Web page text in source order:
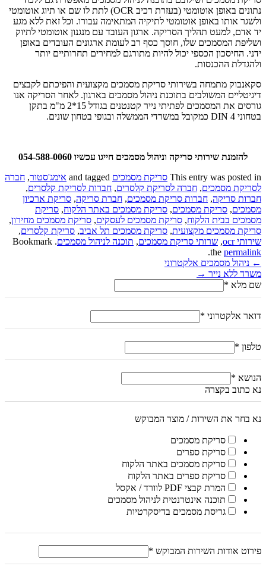
נתונים באופן אוטומטי (בעזרת רכיב OCR) לתת לו שם או תיוג אוטומטי
ולשגר אותו באופן אוטומטי לתיקיה המתאימה עבורו. וכל זאת ללא מגע
יד אדם, למעט תהליך הסריקה. ארגון העובד עם מנגנון אוטומטי לתיוק
ושליפת המסמכים שלו, חוסך כסף רב לעומת ארגונים העובדים באופן
ידני. החיסכון הכספי יכול להיות מתורגם למחירים תחרותיים יותר
ולהגדלת ההכנסות.
סקאנבוק מתמחה בשירותי סריקת מסמכים מקצועית והפיכתם לקבצים
דיגיטליים המשולבים בתוכנת ניהול מסמכים בארגון. לאחר הסריקה אנו
גורסים את המסמכים לפתיתי נייר קטנטנים בגודל 15*2 מ"מ בתקן
בטחוני DIN 4 כמקובל במשרדי הממשלה ובגופי בטחון שונים.
להזמנת שירותי סריקה וניהול מסמכים חייגו עכשיו 054-588-0060
This entry was posted in סריקת מסמכים אימג'סטור, חברה
לסריקת מסמכים, חברה לסריקת קלסרים, חברות לסריקת קלסרים,
חברות סריקה, חברות סריקת מסמכים, חברת סריקה, סריקת ארכיון
מסמכים, סריקת מסמכים, סריקת מסמכים באתר הלקוח, סריקת
מסמכים בבית הלקוח, סריקת מסמכים לעסקים, סריקת מסמכים מחירון,
סריקת מסמכים מקצועית, סריקת מסמכים תל אביב, סריקת קלסרים,
שירותי ocr
, שרותי סריקת מסמכים, תוכנה לניהול מסמכים . Bookmark
the permalink
.
ניווט
← ניהול מסמכים אלקטרוני
משרד ללא נייר →
שם מלא *
דואר אלקטרוני *
טלפון *
הנושא *
נא כתוב בקצרה
נא בחר את השירות / מוצר המבוקש
סריקת מסמכים
סריקת ספרים
סריקת מסמכים באתר הלקוח
סריקת ספרים באתר הלקוח
המרת קבצי PDF לוורד / אקסל
תוכנה אינטרנטית לניהול מסמכים
גריסת מסמכים בדיסקרטיות
פירוט אודות השירות המבוקש *